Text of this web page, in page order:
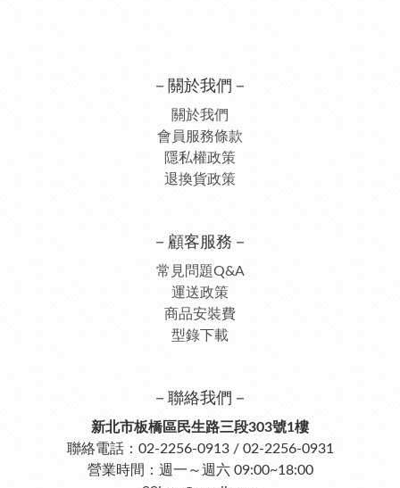
－關於我們－
關於我們
會員服務條款
隱私權政策
退換貨政策
－顧客服務－
常見問題Q&A
運送政策
商品安裝費
型錄下載
－聯絡我們－
新北市板橋區民生路三段303號1樓
聯絡電話：02-2256-0913 / 02-2256-0931
營業時間：週一～週六 09:00~18:00